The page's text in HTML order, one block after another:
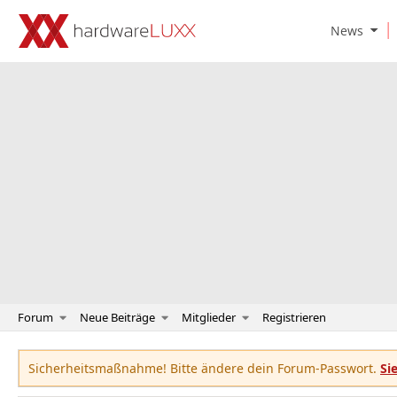
News O
Forum Neue Beiträge Mitglieder Registrieren
Sicherheitsmaßnahme! Bitte ändere dein Forum-Passwort.